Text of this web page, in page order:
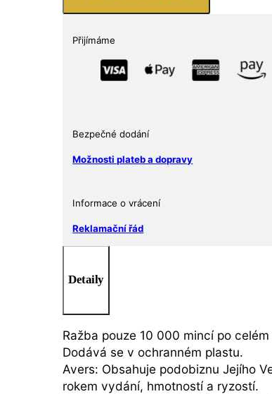
of
Samoa
množství
Přijímáme
Bezpečné dodání
Možnosti plateb a dopravy
Informace o vrácení
Reklamační řád
Detaily
Ražba pouze 10 000 mincí po
Dodává se v ochranném plastu.
Avers: Obsahuje podobiznu Jejího
rokem vydání, hmotností a ryzostí.